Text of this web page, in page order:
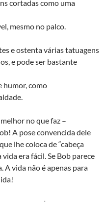
cortadas como uma
mesmo no palco.
e ostenta várias tatuagens
e pode ser bastante
humor, como
no que faz –
A pose convencida dele
lhe coloca de “cabeça
era fácil. Se Bob parece
A vida não é apenas para